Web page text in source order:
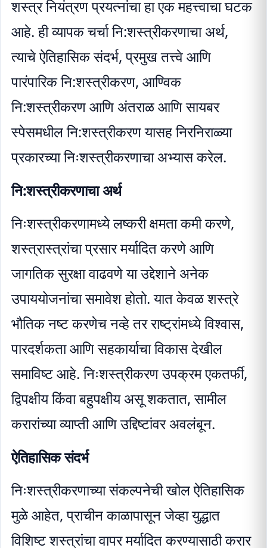
शस्त्र नियंत्रण प्रयत्नांचा हा एक महत्त्वाचा घटक
आहे. ही व्यापक चर्चा नि:शस्त्रीकरणाचा अर्थ,
त्याचे ऐतिहासिक संदर्भ, प्रमुख तत्त्वे आणि
पारंपारिक नि:शस्त्रीकरण, आण्विक
नि:शस्त्रीकरण आणि अंतराळ आणि सायबर
स्पेसमधील नि:शस्त्रीकरण यासह निरनिराळ्या
प्रकारच्या निःशस्त्रीकरणाचा अभ्यास करेल.
नि:शस्त्रीकरणाचा अर्थ
निःशस्त्रीकरणामध्ये लष्करी क्षमता कमी करणे,
शस्त्रास्त्रांचा प्रसार मर्यादित करणे आणि
जागतिक सुरक्षा वाढवणे या उद्देशाने अनेक
उपाययोजनांचा समावेश होतो. यात केवळ शस्त्रे
भौतिक नष्ट करणेच नव्हे तर राष्ट्रांमध्ये विश्वास,
पारदर्शकता आणि सहकार्याचा विकास देखील
समाविष्ट आहे. निःशस्त्रीकरण उपक्रम एकतर्फी,
द्विपक्षीय किंवा बहुपक्षीय असू शकतात, सामील
करारांच्या व्याप्ती आणि उद्दिष्टांवर अवलंबून.
ऐतिहासिक संदर्भ
निःशस्त्रीकरणाच्या संकल्पनेची खोल ऐतिहासिक
मुळे आहेत, प्राचीन काळापासून जेव्हा युद्धात
विशिष्ट शस्त्रांचा वापर मर्यादित करण्यासाठी करार